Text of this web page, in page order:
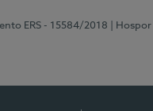
ERS - 15584/2018 |